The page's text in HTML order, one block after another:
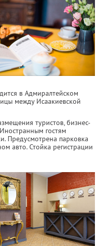
в Адмиралтейском
между Исаакиевской
туристов, бизнес-
гостям
Предусмотрена парковка
авто. Стойка регистрации